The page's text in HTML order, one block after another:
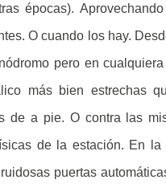
épocas).
O cuando los hay.
pero en
más bien estrechas
de a pie. O contra las
de la estación. En
puertas